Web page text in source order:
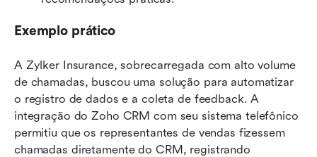
Exemplo prático
A Zylker Insurance, sobrecarregada com alto volume
de chamadas, buscou uma solução para automatizar
o registro de dados e a coleta de feedback. A
integração do Zoho CRM com seu sistema telefônico
permitiu que os representantes de vendas fizessem
chamadas diretamente do CRM, registrando